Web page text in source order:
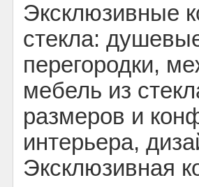
Эксклюзивные
стекла:
перегородки,
мебель из
размеров и
интерьера,
Эксклюзивная